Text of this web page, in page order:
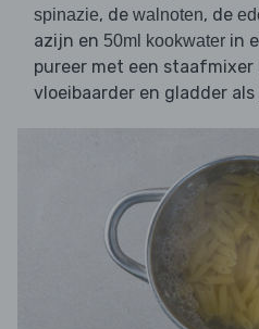
spinazie, de walnoten, de
azijn en 50ml kookwater in
pureer met een staafmixer
vloeibaarder en gladder